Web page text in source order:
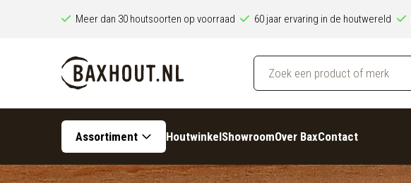
Meer dan 30 houtsoorten op voorraad 60 jaar ervaring in de houtwereld
Assortiment HoutwinkelShowroomOver BaxContact